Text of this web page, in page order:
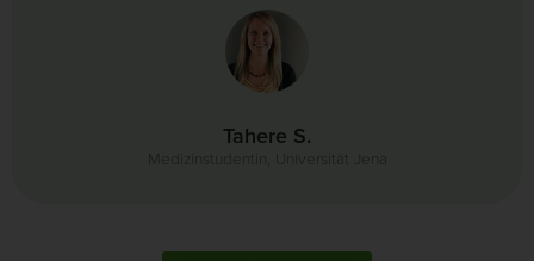
Tahere S.
Medizinstudentin, Universität Jena